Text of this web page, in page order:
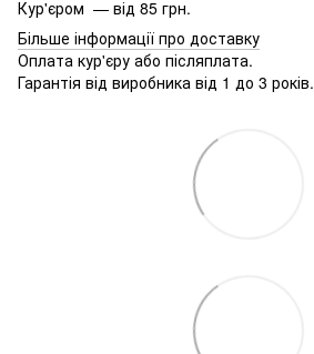
Кур'єром — від 85 грн.
Більше інформації про доставку
Оплата кур'єру або післяплата.
Гарантія від виробника від 1 до 3 років.